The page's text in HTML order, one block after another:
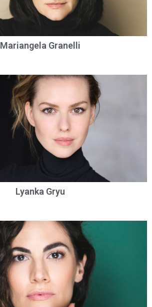
Mariangela Granelli
Lyanka Gryu